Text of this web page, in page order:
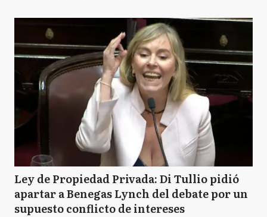
Ley de Propiedad Privada: Di Tullio pidió
apartar a Benegas Lynch del debate por un
supuesto conflicto de intereses